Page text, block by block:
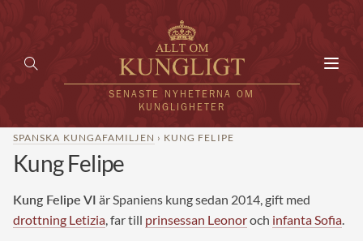
SENASTE NYHETERNA OM
KUNGLIGHETER
KUNGAFAMILJEN
UTLÄNDSKT
SPANSKA KUNGAFAMILJEN › KUNG FELIPE
Kung Felipe
Kung Felipe VI är Spaniens kung sedan 2014, gift med
drottning Letizia , far till prinsessan Leonoroch infanta Sofia